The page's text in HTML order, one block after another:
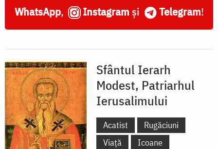
WhatsApp, Instagram și Telegram!
Sfântul Ierarh
Modest, Patriarhul
Ierusalimului
Acatist
Rugăciuni
Viață
Icoane